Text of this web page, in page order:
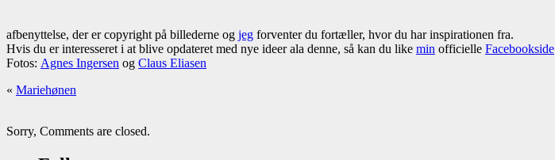
afbenyttelse, der er copyright på billederne og jeg forventer du fortæller, hvor du har inspirationen fra.
Hvis du er interesseret i at blive opdateret med nye ideer ala denne, så kan du like min officielle Facebookside
Fotos: Agnes Ingersen og Claus Eliasen
« Mariehønen
Sorry, Comments are closed.